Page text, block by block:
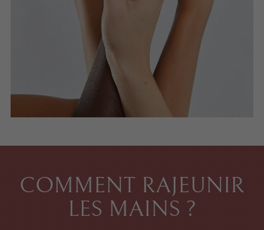
COMMENT RAJEUNIR
LES MAINS ?